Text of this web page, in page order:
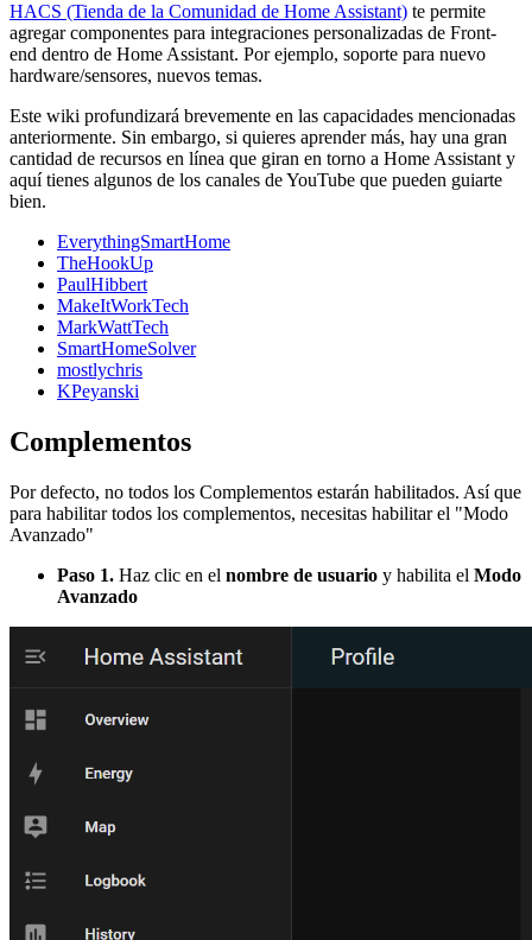
HACS (Tienda de la Comunidad de Home Assistant) te permite
agregar componentes para integraciones personalizadas de Front-
end dentro de Home Assistant. Por ejemplo, soporte para nuevo
hardware/sensores, nuevos temas.
Este wiki profundizará brevemente en las capacidades mencionadas
anteriormente. Sin embargo, si quieres aprender más, hay una gran
cantidad de recursos en línea que giran en torno a Home Assistant y
aquí tienes algunos de los canales de YouTube que pueden guiarte
bien.
EverythingSmartHome
TheHookUp
PaulHibbert
MakeItWorkTech
MarkWattTech
SmartHomeSolver
mostlychris
KPeyanski
Complementos
Por defecto, no todos los Complementos estarán habilitados. Así que
para habilitar todos los complementos, necesitas habilitar el "Modo
Avanzado"
Paso 1. Haz clic en el nombre de usuario y habilita el Modo
Avanzado